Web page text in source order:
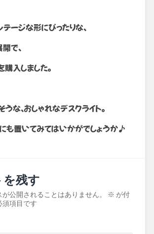
ージな形にぴったりな、
で、
入しました。
な、おしゃれなデスクライト。
も置いてみてはいかがでしょうか♪
残す
公開されることはありません。 ※ が付
須項目です